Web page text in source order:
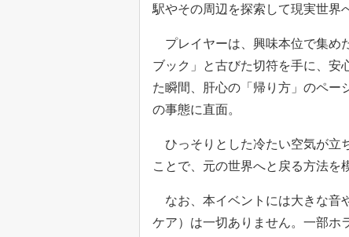
駅やその周辺を探索して現実世界
プレイヤーは、興味本位で集め
ブック」と古びた切符を手に、安
た瞬間、肝心の「帰り方」のペー
の事態に直面。
ひっそりとした冷たい空気が立
ことで、元の世界へと戻る方法を
なお、本イベントには大きな音
ケア）は一切ありません。一部ホ